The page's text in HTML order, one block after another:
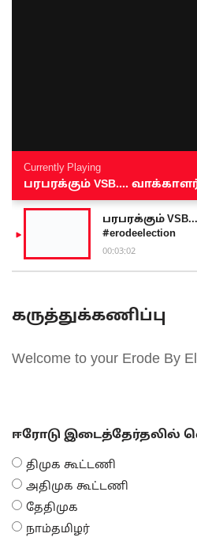
Currently Playing
பரபரக்கும் VSB....
பரபரக்கும்
#erodeelection
00:03:02
கருத்துக்கணிப்பு
Welcome to your Erode By
ஈரோடு இடைத்தேர்தலில்
திமுக கூட்டணி
அதிமுக கூட்டணி
தேதிமுக
நாம்தமிழர்